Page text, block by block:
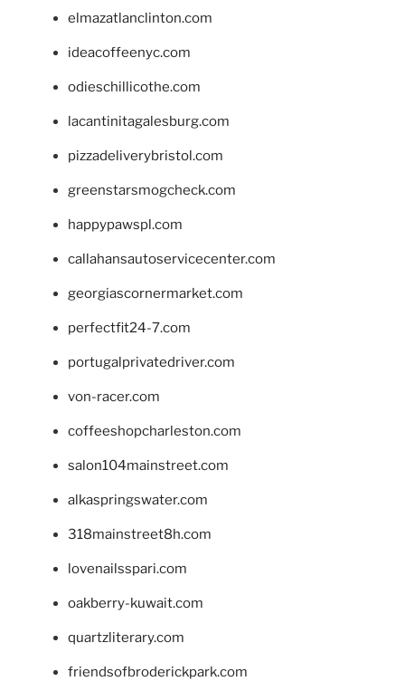
elmazatlanclinton.com
ideacoffeenyc.com
odieschillicothe.com
lacantinitagalesburg.com
pizzadeliverybristol.com
greenstarsmogcheck.com
happypawspl.com
callahansautoservicecenter.com
georgiascornermarket.com
perfectfit24-7.com
portugalprivatedriver.com
von-racer.com
coffeeshopcharleston.com
salon104mainstreet.com
alkaspringswater.com
318mainstreet8h.com
lovenailsspari.com
oakberry-kuwait.com
quartzliterary.com
friendsofbroderickpark.com